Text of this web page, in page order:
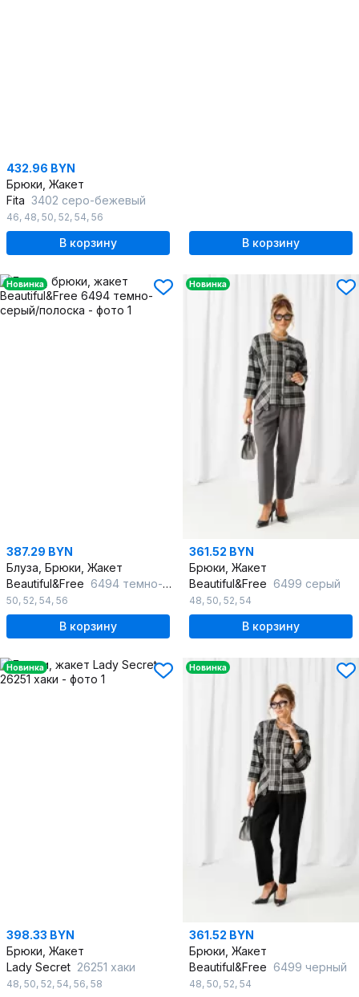
432.96 BYN
Брюки, Жакет
Fita 3402 серо-бежевый
46, 48, 50, 52, 54, 56
В корзину В корзину
Новинка
387.29 BYN
Блуза, Брюки, Жакет
Beautiful&Free 6494 темно-серый/полоска
50, 52, 54, 56
В корзину
Новинка
361.52 BYN
Брюки, Жакет
Beautiful&Free 6499 серый
48, 50, 52, 54
В корзину
Новинка
398.33 BYN
Брюки, Жакет
Lady Secret 26251 хаки
48, 50, 52, 54, 56, 58
Новинка
361.52 BYN
Брюки, Жакет
Beautiful&Free 6499 черный
48, 50, 52, 54